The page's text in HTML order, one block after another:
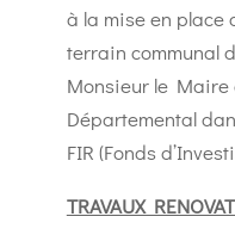
à la mise en place
terrain communal
Monsieur le Maire
Départemental
FIR (Fonds
TRAVAUX